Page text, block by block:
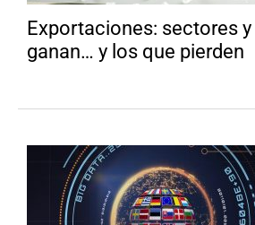
Exportaciones: sectores
ganan… y los que pierden